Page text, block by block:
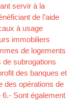
servir à la
de l’aide
à usage
immobiliers
de logements
de subrogations
des banques et
des opérations de
Sont également